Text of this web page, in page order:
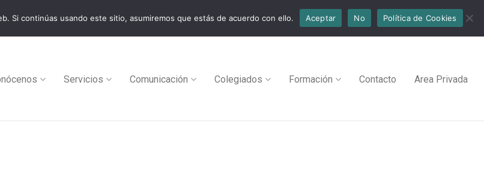
Servicios Comunicación Colegiados Formación Contacto Area Privada
Si continúas usando este sitio, asumiremos que estás de acuerdo con ello. Aceptar No Política de Cookies